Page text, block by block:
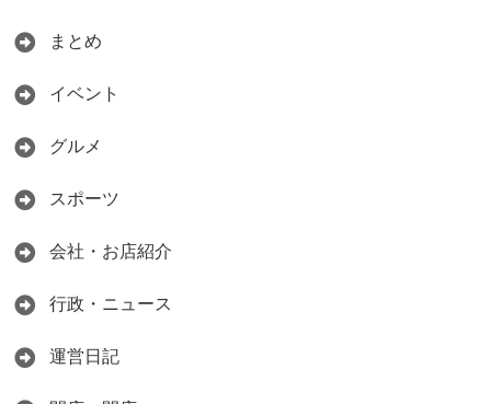
まとめ
イベント
グルメ
スポーツ
会社・お店紹介
行政・ニュース
運営日記